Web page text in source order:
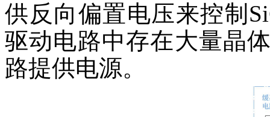
供反向偏置电压来控制
驱动电路中存在大量晶
路提供电源。